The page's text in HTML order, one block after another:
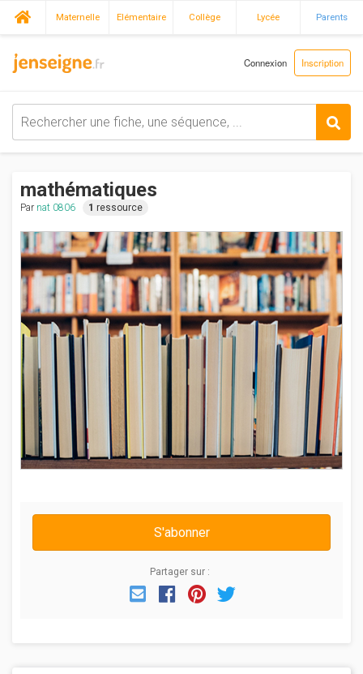
Maternelle Elémentaire Collège Lycée Parents
Connexion Inscription
mathématiques
Par nat 0806 1 ressource
S'abonner
Partager sur :
EmailFacebook
Pinterest